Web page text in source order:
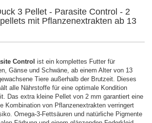
3 Pellet - Parasite Control - 2
mit Pflanzenextrakten ab 13
Control ist ein komplettes Futter für
Gänse und Schwäne, ab einem Alter von 13
Tiere außerhalb der Brutzeit. Dieses
alle Nährstoffe für eine optimale Kondition
Das extra kleine Pellet von 2 mm garantiert eine
Kombination von Pflanzenextrakten verringert
Omega-3-Fettsäuren und natürliche Pigmente